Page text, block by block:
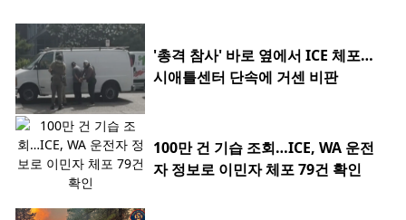
'총격 참사' 바로 옆에서 ICE 체포…
시애틀센터 단속에 거센 비판
100만 건 기습 조회…ICE, WA 운전
자 정보로 이민자 체포 79건 확인